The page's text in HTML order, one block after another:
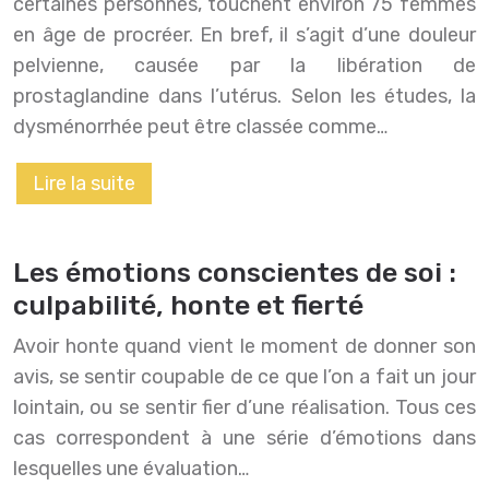
en âge de procréer. En bref, il s’agit d’une douleur
pelvienne, causée par la libération de
prostaglandine dans l’utérus. Selon les études, la
dysménorrhée peut être classée comme…
Lire la suite
Les émotions conscientes de soi :
culpabilité, honte et fierté
Avoir honte quand vient le moment de donner son
avis, se sentir coupable de ce que l’on a fait un jour
lointain, ou se sentir fier d’une réalisation. Tous ces
cas correspondent à une série d’émotions dans
lesquelles une évaluation…